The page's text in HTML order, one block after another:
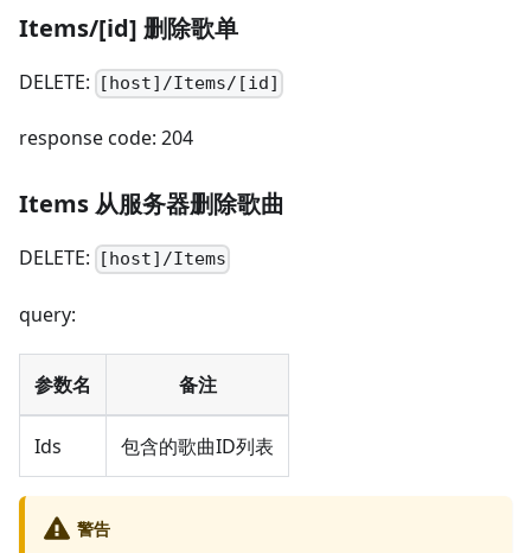
Items/[id] 删除歌单
DELETE: [host]/Items/[id]
response code: 204
Items 从服务器删除歌曲
DELETE: [host]/Items
query:
参数名 备注
Ids 包含的歌曲ID列表
警告